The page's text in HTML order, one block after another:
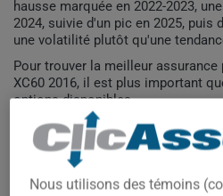
hausse marquée en 2022-2023,
2024, suivie d'un pic en 2025, puis
une volatilité plutôt qu'une
Pour trouver la meilleur assurance
XC60 2016, il est plus important
options disponibles.
1 400$
Nous utilisons des témoins